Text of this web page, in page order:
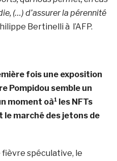
(…) d’assurer la pérennité
Bertinelli à l’AFP.
fois une exposition
Pompidou semble un
moment oà¹ les NFTs
le marché des jetons de
fièvre spéculative, le